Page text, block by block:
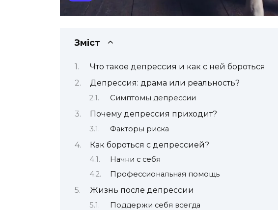
Зміст
Что такое депрессия и как с ней бороться
Депрессия: драма или реальность?
Симптомы депрессии
Почему депрессия приходит?
Факторы риска
Как бороться с депрессией?
Начни с себя
Профессиональная помощь
Жизнь после депрессии
Поддержи себя всегда